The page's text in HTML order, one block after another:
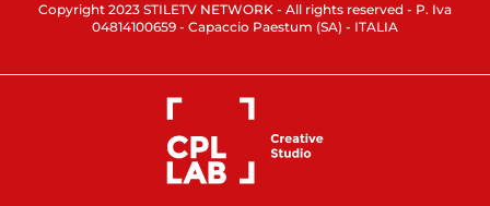
Copyright 2023 STILETV NETWORK - All rights reserved - P. Iva
04814100659 - Capaccio Paestum (SA) - ITALIA